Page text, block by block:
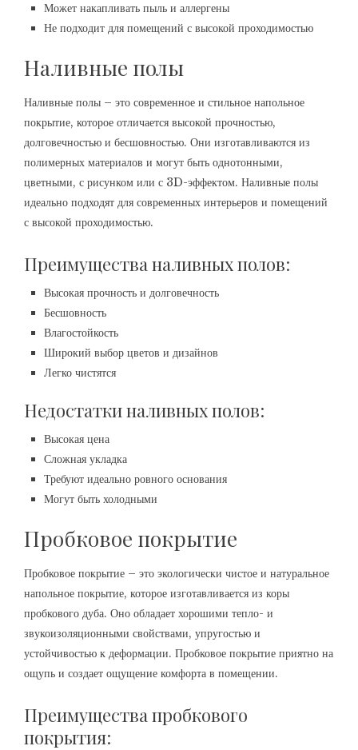
Может накапливать пыль и аллергены
Не подходит для помещений с высокой проходимостью
Наливные полы
Наливные полы – это современное и стильное напольное
покрытие, которое отличается высокой прочностью,
долговечностью и бесшовностью. Они изготавливаются из
полимерных материалов и могут быть однотонными,
цветными, с рисунком или с 3D-эффектом. Наливные полы
идеально подходят для современных интерьеров и помещений
с высокой проходимостью.
Преимущества наливных полов:
Высокая прочность и долговечность
Бесшовность
Влагостойкость
Широкий выбор цветов и дизайнов
Легко чистятся
Недостатки наливных полов:
Высокая цена
Сложная укладка
Требуют идеально ровного основания
Могут быть холодными
Пробковое покрытие
Пробковое покрытие – это экологически чистое и натуральное
напольное покрытие, которое изготавливается из коры
пробкового дуба. Оно обладает хорошими тепло- и
звукоизоляционными свойствами, упругостью и
устойчивостью к деформации. Пробковое покрытие приятно на
ощупь и создает ощущение комфорта в помещении.
Преимущества пробкового
покрытия: